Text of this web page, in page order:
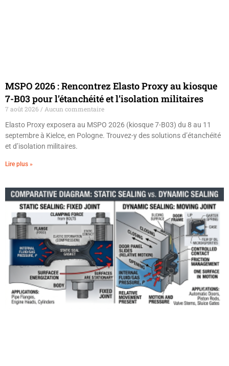
MSPO 2026 : Rencontrez Elasto Proxy au kiosque
7-B03 pour l’étanchéité et l’isolation militaires
7 août 2026
Aucun commentaire
Elasto Proxy exposera au MSPO 2026 (kiosque 7-B03) du 8 au 11
septembre à Kielce, en Pologne. Trouvez-y des solutions d’étanchéité
et d’isolation militaires.
Lire plus »